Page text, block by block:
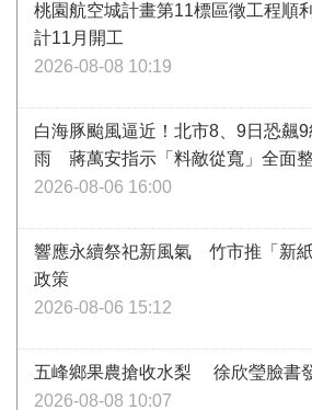
桃園航空城計畫第11標區徵工程
計11月開工
2026-08-08 10:19
白海豚颱風逼近！北市8、9日恐飆
雨 蔣萬安指示「料敵從寬」全面
2026-08-06 16:00
響應永續祭祀新風氣 竹市推「新紙
政策
2026-08-06 15:12
五峰鄉果農搶收水梨 徐欣瑩臉書
2026-08-08 10:07